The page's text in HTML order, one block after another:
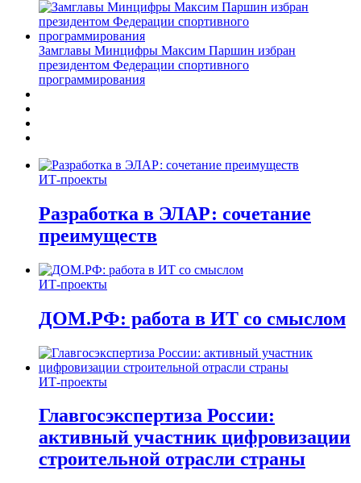
Замглавы Минцифры Максим Паршин избран
президентом Федерации спортивного
программирования
ИТ-проекты
Разработка в ЭЛАР: сочетание
преимуществ
ИТ-проекты
ДОМ.РФ: работа в ИТ со смыслом
ИТ-проекты
Главгосэкспертиза России:
активный участник цифровизации
строительной отрасли страны